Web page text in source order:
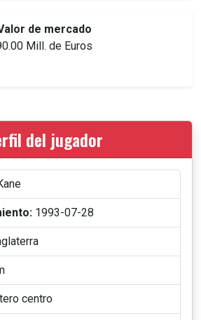
de mercado
Mill. de Euros
del jugador
1993-07-28
centro